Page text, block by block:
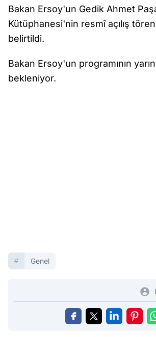
Bakan Ersoy'un Gedik Ahmet
Kütüphanesi'nin resmî açılış
belirtildi.
Bakan Ersoy'un programının
bekleniyor.
Genel